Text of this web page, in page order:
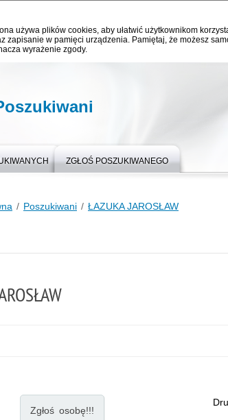
używa plików cookies, aby ułatwić użytkownikom
zapisanie w pamięci urządzenia. Pamiętaj, że możesz
wyrażenie zgody.
ZGŁOŚ POSZUKIWANEGO
Poszukiwani ŁAZUKA JAROSŁAW
Zgłoś osobę!!!